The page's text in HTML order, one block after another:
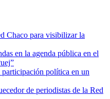
Chaco para visibilizar la
en la agenda pública en el
política en un
de periodistas de la Red